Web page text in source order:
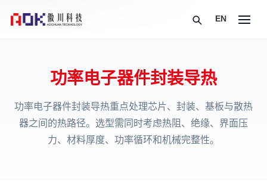
EN
功率电子器件封装导热
功率电子器件封装导热重点处理芯片、封装、基板与散热
器之间的热路径。选型需同时考虑热阻、绝缘、界面压
力、材料厚度、功率循环和机械完整性。